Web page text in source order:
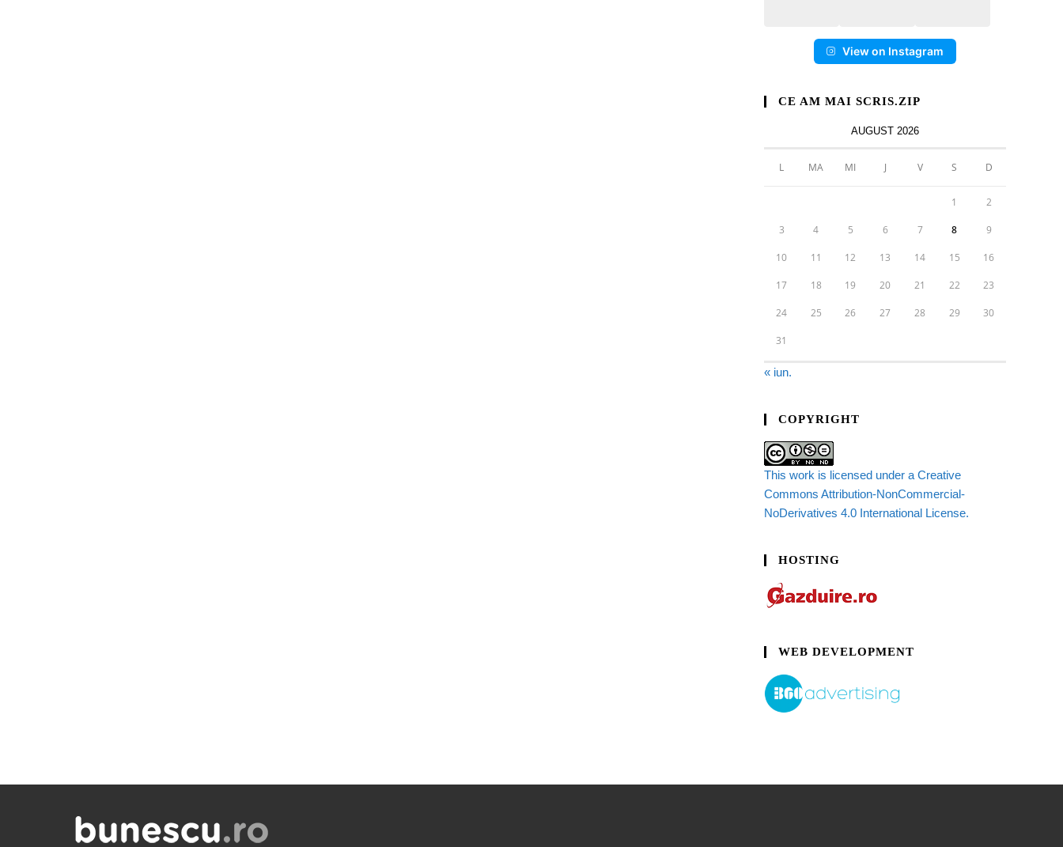
View on Instagram
CE AM MAI SCRIS.ZIP
AUGUST 2026
L MA MI J V S D
1 2
3 4 5 6 7 8 9
10 11 12 13 14 15 16
17 18 19 20 21 22 23
24 25 26 27 28 29 30
31
« iun.
COPYRIGHT
This work is licensed under a Creative
Commons Attribution-NonCommercial-
NoDerivatives 4.0 International License.
HOSTING
WEB DEVELOPMENT